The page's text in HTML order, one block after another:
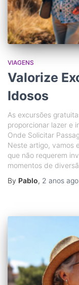
VIAGENS
Valorize
Idosos
As excursões
proporcionar lazer e
Onde Solicitar
Neste artigo, vamos
que não requerem
momentos de
By Pablo, 2 anos ago